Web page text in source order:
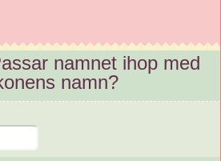
namnet ihop med
namn?